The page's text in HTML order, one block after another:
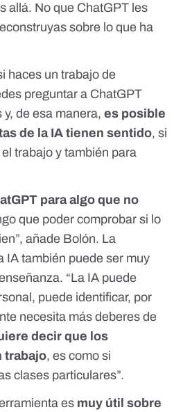
allá. No que ChatGPT les
sobre lo que ha
haces un trabajo de
preguntar a ChatGPT
de esa manera, es posible
de la IA tienen sentido, si
trabajo y también para
para algo que no
que poder comprobar si lo
añade Bolón. La
IA también puede ser muy
“La IA puede
puede identificar, por
necesita más deberes de
decir que los
trabajo, es como si
clases particulares”.
es muy útil sobre